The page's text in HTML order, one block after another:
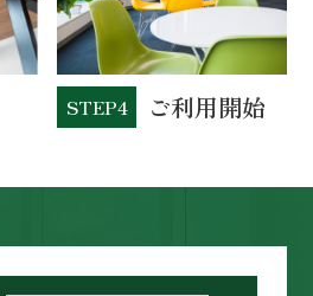
STEP4 ご利用開始